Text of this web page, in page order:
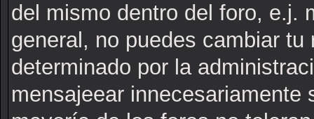
del mismo dentro del foro, e.j.
general, no puedes cambiar
determinado por la
mensajeear innecesariamente